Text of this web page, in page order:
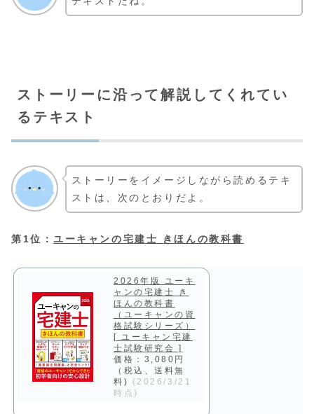
ストーリーに沿って解説してくれてい
るテキスト
ストーリーをイメージしながら読めるテキ
ストは、次のとおりだよ。
第1位：ユーキャンの宅建士 きほんの教科書
2026年版 ユーキ
ャンの宅建士 き
ほんの教科書
（ユーキャンの資
格試験シリーズ）
[ ユーキャン宅建
士試験研究会 ]
価格：3,080円
（税込、送料無
料)
(2026/3/21
時点)